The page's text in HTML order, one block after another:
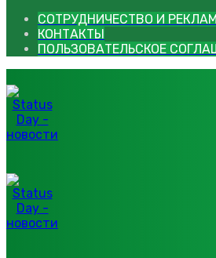
СОТРУДНИЧЕСТВО И
КОНТАКТЫ
ПОЛЬЗОВАТЕЛЬСКОЕ